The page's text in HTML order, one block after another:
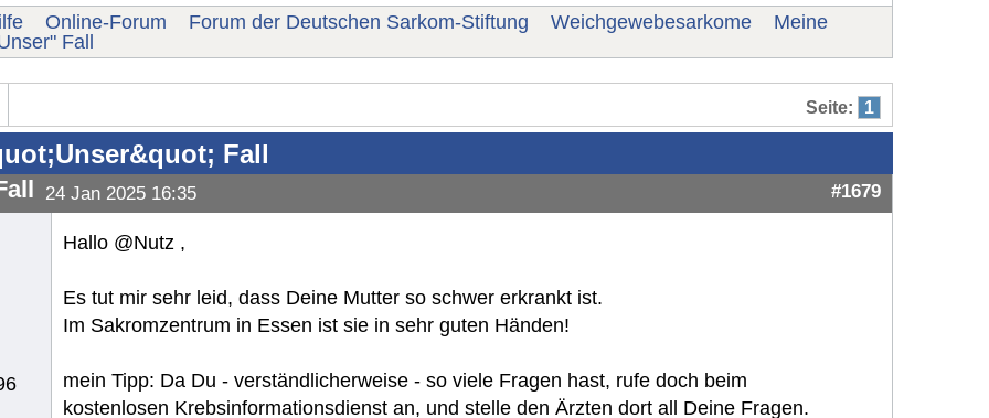
Online-Forum Forum der Deutschen Sarkom-Stiftung Weichgewebesarkome
Meine
Fall
Seite: 1
Fall
24 Jan 2025 16:35 #1679
Hallo @Nutz ,
Es tut mir sehr leid, dass Deine Mutter so schwer erkrankt ist.
Im Sakromzentrum in Essen ist sie in sehr guten Händen!
mein Tipp: Da Du - verständlicherweise - so viele Fragen hast, rufe doch beim
kostenlosen Krebsinformationsdienst an, und stelle den Ärzten dort all Deine Fragen.